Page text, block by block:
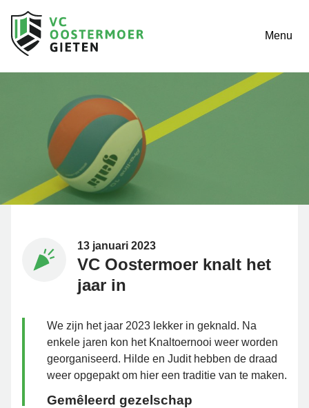
Menu
13 januari 2023
VC Oostermoer knalt het
jaar in
We zijn het jaar 2023 lekker in geknald. Na
enkele jaren kon het Knaltoernooi weer worden
georganiseerd. Hilde en Judit hebben de draad
weer opgepakt om hier een traditie van te maken.
Gemêleerd gezelschap